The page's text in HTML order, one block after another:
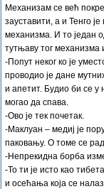
Механизам се већ
зауставити, а и Тенго
механизма. И то један
тутњаву тог механизма
-Попут неког ко је
проводио је дане
и апетит. Будио би се
могао да спава.
-Ово је тек почетак.
-Маклуан – медиј је
паковању. О томе се
-Непрекидна борба
-То ти је исто као
и осећања која се